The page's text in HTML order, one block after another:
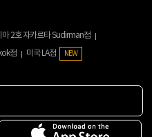
아 2호 자카르타 Sudirman점
점 미국 LA점 NEW